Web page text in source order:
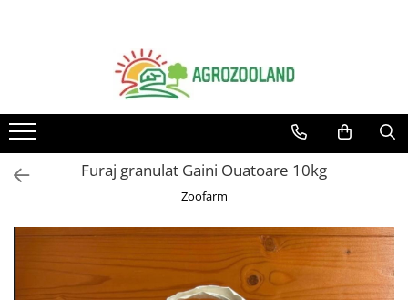
Toate Produsele
Fungicide
Insecticide
Erbicide
Ingrasaminte foliare si prin
picurare
Tratamente samanta
Furaj granulat Gaini Ouatoare 10kg
Zoofarm